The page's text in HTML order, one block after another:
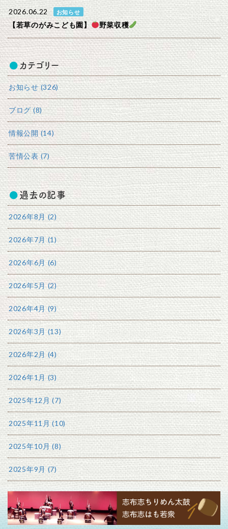
2026.06.22 お知らせ
【若草のがみこども園】 野菜収穫
カテゴリー
お知らせ (326)
ブログ (8)
情報公開 (14)
苦情公表 (7)
過去の記事
2026年8月 (2)
2026年7月 (1)
2026年6月 (6)
2026年5月 (2)
2026年4月 (9)
2026年3月 (13)
2026年2月 (4)
2026年1月 (3)
2025年12月 (7)
2025年11月 (10)
2025年10月 (8)
2025年9月 (7)